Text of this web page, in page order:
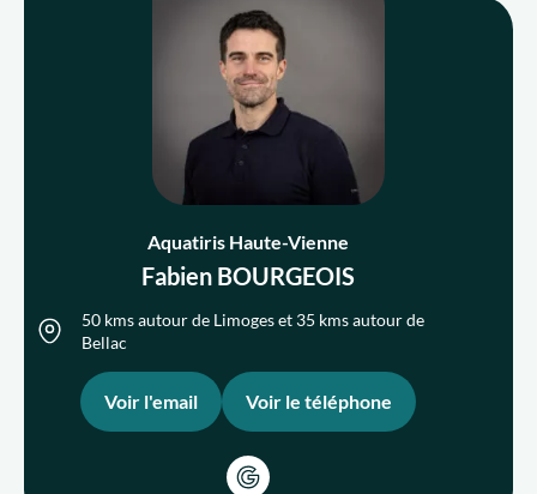
Qui sommes-nous ?
Trouver un expert
Aquatiris Haute-Vienne
Fabien BOURGEOIS
50 kms autour de Limoges et 35 kms autour de
Bellac
Voir l'email Voir le téléphone